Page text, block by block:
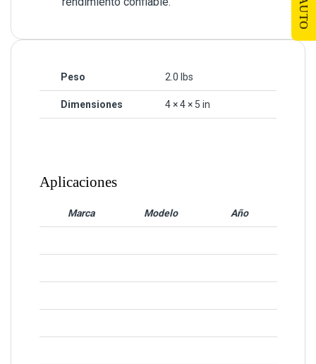
Peso 2.0 lbs
Dimensiones 4 × 4 × 5 in
Aplicaciones
Marca Modelo Año